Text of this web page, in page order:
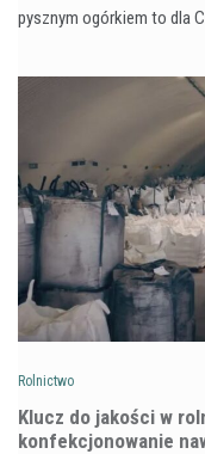
pysznym ogórkiem to dla
Rolnictwo
Klucz do jakości w
konfekcjonowanie